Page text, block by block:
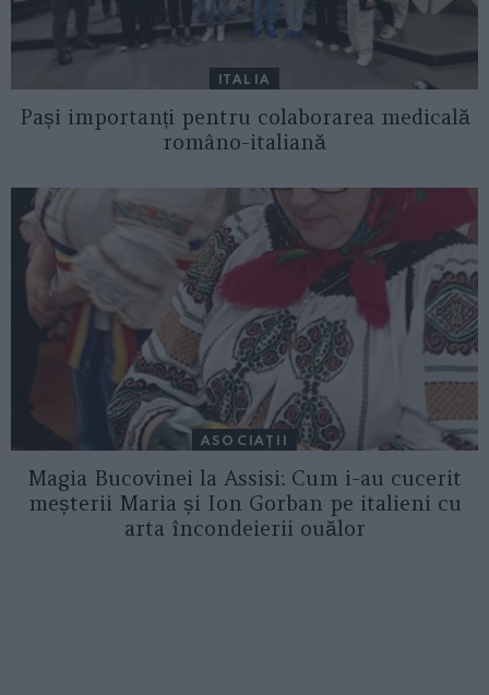
ITALIA
Pași importanți pentru colaborarea medicală
româno-italiană
ASOCIAŢII
Magia Bucovinei la Assisi: Cum i-au cucerit
meșterii Maria și Ion Gorban pe italieni cu
arta încondeierii ouălor